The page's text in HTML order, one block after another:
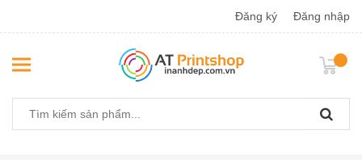
Đăng ký Đăng nhập